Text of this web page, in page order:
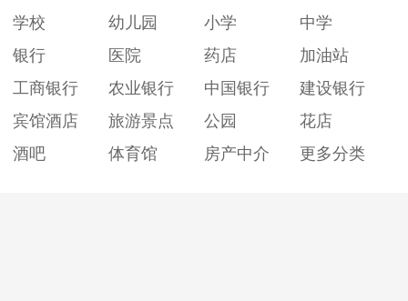
学校
幼儿园 小学
中学
银行
医院 药店
加油站
工商银行
农业银行 中国银行
建设银行
宾馆酒店
旅游景点 公园
花店
酒吧
体育馆 房产中介 更多分类